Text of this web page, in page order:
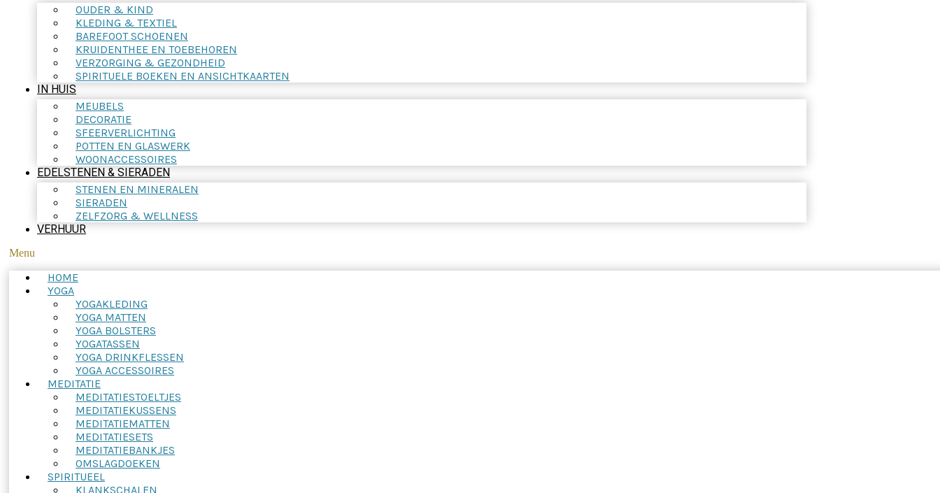
OUDER & KIND
KLEDING & TEXTIEL
BAREFOOT SCHOENEN
KRUIDENTHEE EN TOEBEHOREN
VERZORGING & GEZONDHEID
SPIRITUELE BOEKEN EN ANSICHTKAARTEN
IN HUIS
MEUBELS
DECORATIE
SFEERVERLICHTING
POTTEN EN GLASWERK
WOONACCESSOIRES
EDELSTENEN & SIERADEN
STENEN EN MINERALEN
SIERADEN
ZELFZORG & WELLNESS
VERHUUR
Menu
HOME
YOGA
YOGAKLEDING
YOGA MATTEN
YOGA BOLSTERS
YOGATASSEN
YOGA DRINKFLESSEN
YOGA ACCESSOIRES
MEDITATIE
MEDITATIESTOELTJES
MEDITATIEKUSSENS
MEDITATIEMATTEN
MEDITATIESETS
MEDITATIEBANKJES
OMSLAGDOEKEN
SPIRITUEEL
KLANKSCHALEN